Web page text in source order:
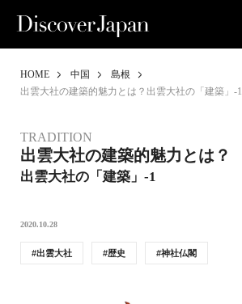
HOME 中国
島根
出雲大社の建築的魅力とは？出雲大社の「建築」-1
TRADITION
出雲大社の建築的魅力とは？
出雲大社の「建築」-1
2020.10.28
出雲大社 歴史 神社仏閣